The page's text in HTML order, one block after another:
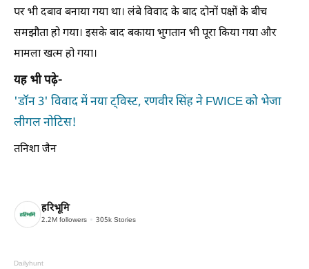
पर भी दबाव बनाया गया था। लंबे विवाद के बाद दोनों पक्षों के बीच
समझौता हो गया। इसके बाद बकाया भुगतान भी पूरा किया गया और
मामला खत्म हो गया।
यह भी पढ़े-
'डॉन 3' विवाद में नया ट्विस्ट, रणवीर सिंह ने FWICE को भेजा
लीगल नोटिस!
तनिशा जैन
हरिभूमि
2.2M followers 305k Stories
Dailyhunt